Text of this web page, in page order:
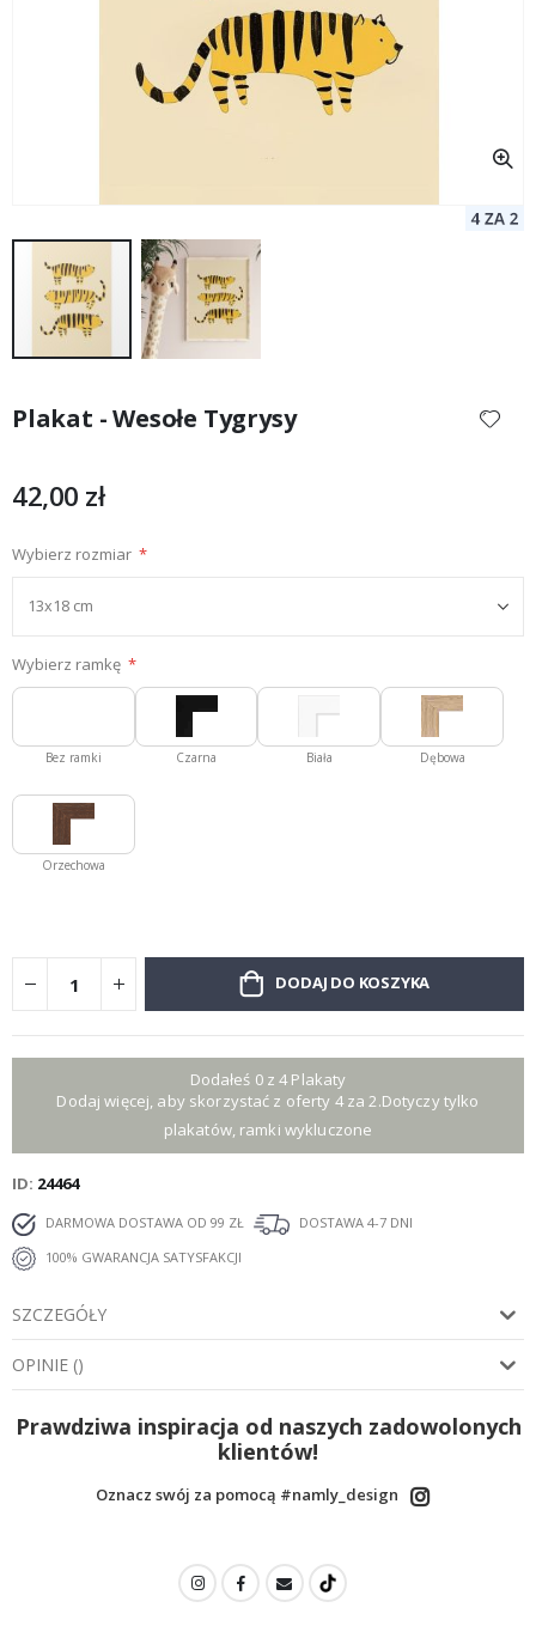
początek
Plakat - Wesołe Tygrysy
42,00 zł
Wybierz rozmiar
Wybierz ramkę
Bez ramki Czarna Biała Dębowa
Orzechowa
DODAJ DO KOSZYKA
Dodałeś 0 z 4 Plakaty
Dodaj więcej, aby skorzystać z oferty 4 za 2.Dotyczy tylko
plakatów, ramki wykluczone
ID 24464
DARMOWA DOSTAWA OD 99 ZŁ
DOSTAWA 4-7 DNI
100% GWARANCJA SATYSFAKCJI
SZCZEGÓŁY
OPINIE ()
Prawdziwa inspiracja od naszych zadowolonych
klientów!
Oznacz swój za pomocą #namly_design